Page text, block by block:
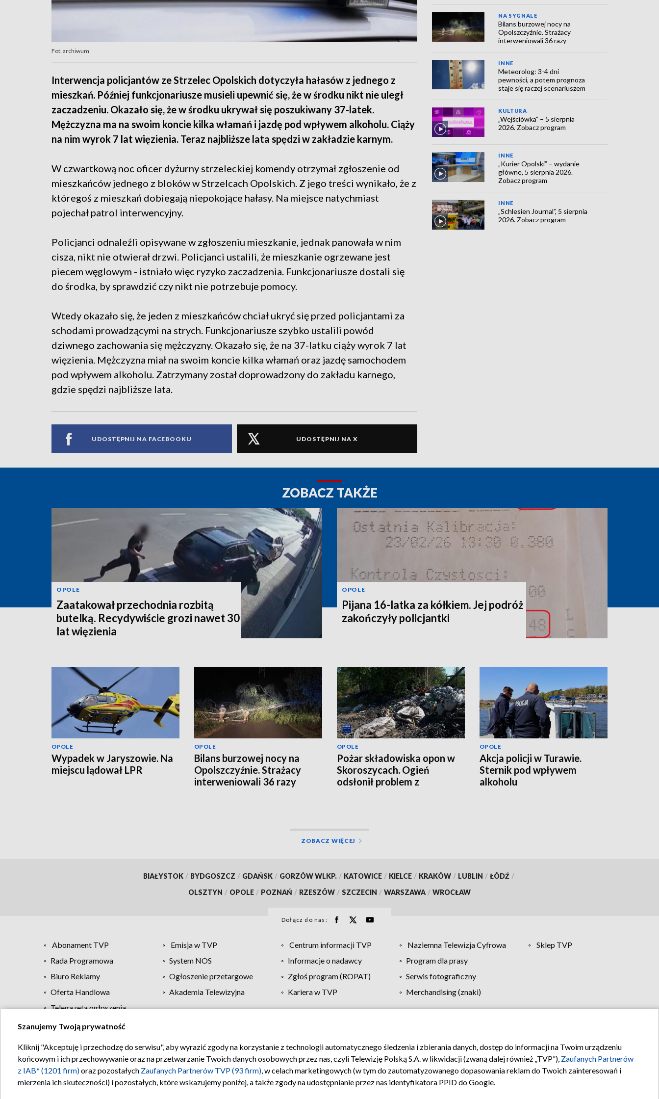
Fot. archiwum
Interwencja policjantów ze Strzelec Opolskich dotyczyła hałasów z jednego z
mieszkań. Później funkcjonariusze musieli upewnić się, że w środku nikt nie uległ
zaczadzeniu. Okazało się, że w środku ukrywał się poszukiwany 37-latek.
Mężczyzna ma na swoim koncie kilka włamań i jazdę pod wpływem alkoholu. Ciąży
na nim wyrok 7 lat więzienia. Teraz najbliższe lata spędzi w zakładzie karnym.
W czwartkową noc oficer dyżurny strzeleckiej komendy otrzymał zgłoszenie od
mieszkańców jednego z bloków w Strzelcach Opolskich. Z jego treści wynikało, że z
któregoś z mieszkań dobiegają niepokojące hałasy. Na miejsce natychmiast
pojechał patrol interwencyjny.
Policjanci odnaleźli opisywane w zgłoszeniu mieszkanie, jednak panowała w nim
cisza, nikt nie otwierał drzwi. Policjanci ustalili, że mieszkanie ogrzewane jest
piecem węglowym - istniało więc ryzyko zaczadzenia. Funkcjonariusze dostali się
do środka, by sprawdzić czy nikt nie potrzebuje pomocy.
Wtedy okazało się, że jeden z mieszkańców chciał ukryć się przed policjantami za
schodami prowadzącymi na strych. Funkcjonariusze szybko ustalili powód
dziwnego zachowania się mężczyzny. Okazało się, że na 37-latku ciąży wyrok 7 lat
więzienia. Mężczyzna miał na swoim koncie kilka włamań oraz jazdę samochodem
pod wpływem alkoholu. Zatrzymany został doprowadzony do zakładu karnego,
gdzie spędzi najbliższe lata.
UDOSTĘPNIJ NA FACEBOOKU UDOSTĘPNIJ NA X
NA SYGNALE
Bilans burzowej nocy na
Opolszczyźnie. Strażacy
interweniowali 36 razy
INNE
Meteorolog: 3-4 dni
pewności, a potem prognoza
staje się raczej scenariuszem
KULTURA
„Wejściówka” – 5 sierpnia
2026. Zobacz program
INNE
„Kurier Opolski” – wydanie
główne, 5 sierpnia 2026.
Zobacz program
INNE
„Schlesien Journal”, 5 sierpnia
2026. Zobacz program
ZOBACZ TAKŻE
OPOLE
Zaatakował przechodnia rozbitą
butelką. Recydywiście grozi nawet 30
lat więzienia
OPOLE
Pijana 16-latka za kółkiem. Jej podróż
zakończyły policjantki
OPOLE
Wypadek w Jaryszowie. Na
miejscu lądował LPR
OPOLE
Bilans burzowej nocy na
Opolszczyźnie. Strażacy
interweniowali 36 razy
OPOLE
Pożar składowiska opon w
Skoroszycach. Ogień
odsłonił problem z
OPOLE
Akcja policji w Turawie.
Sternik pod wpływem
alkoholu
ZOBACZ WIĘCEJ
BIAŁYSTOK / BYDGOSZCZ / GDAŃSK / GORZÓW WLKP. / KATOWICE / KIELCE / KRAKÓW / LUBLIN / ŁÓDŹ /
OLSZTYN / OPOLE / POZNAŃ / RZESZÓW / SZCZECIN / WARSZAWA / WROCŁAW
Dołącz do nas:
Abonament TVP Emisja w TVP Centrum informacji TVP Naziemna Telewizja Cyfrowa
Sklep TVP
Rada Programowa
System NOS Informacje o nadawcy
Program dla prasy
Biuro Reklamy
Ogłoszenie przetargowe Zgłoś program (ROPAT)
Serwis fotograficzny
Oferta Handlowa
Akademia Telewizyjna Kariera w TVP
Merchandising (znaki)
Telegazeta ogłoszenia
Regulamin TVP Polityka prywatności Moje zgody Pomoc Biuro reklamy Kontakt
Szanujemy Twoją prywatność
Kliknij "Akceptuję i przechodzę do serwisu", aby wyrazić zgody na korzystanie z technologii automatycznego śledzenia i zbierania danych, dostęp do informacji na Twoim urządzeniu
końcowym i ich przechowywanie oraz na przetwarzanie Twoich danych osobowych przez nas, czyli Telewizję Polską S.A. w likwidacji (zwaną dalej również „TVP”), Zaufanych Partnerów
z IAB* (1201 firm)oraz pozostałych Zaufanych Partnerów TVP (93 firm), w celach marketingowych (w tym do zautomatyzowanego dopasowania reklam do Twoich zainteresowań i
mierzenia ich skuteczności) i pozostałych, które wskazujemy poniżej, a także zgody na udostępnianie przez nas identyfikatora PPID do Google.